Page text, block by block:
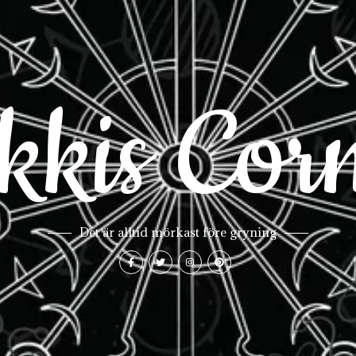
Det är alltid mörkast före gryning